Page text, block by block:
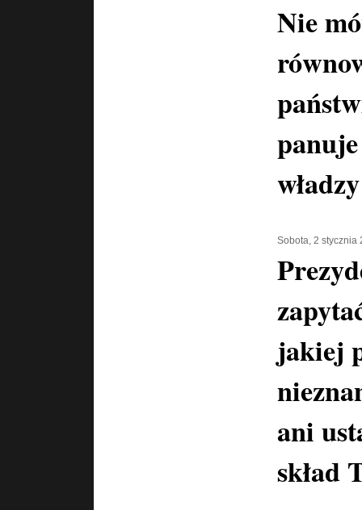
Nie
Sobota, 2 stycznia
jakiej
ani
skład